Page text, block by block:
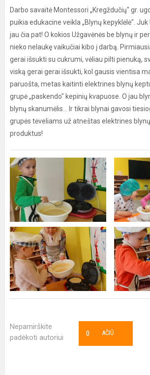
Darbo savaitė Montessori „Kregždučių" gr.
puikia edukacine veikla „Blynų kepyklėlė".
jau čia pat! O kokios Užgavėnės be blynų ir
nieko nelaukę vaikučiai kibo į darbą.
gerai išsukti su cukrumi, vėliau pilti pienuką,
viską gerai gerai išsukti, kol gausis vientisa
paruošta, metas kaitinti elektrines blynų
grupė „paskendo" kepinių kvapuose. O jau
blynų skanumėlis... Ir tikrai blynai gavosi
grupės tėveliams už atneštas elektrines
produktus!
Nepamirškite
padėkoti autoriui
AČIŪ
0